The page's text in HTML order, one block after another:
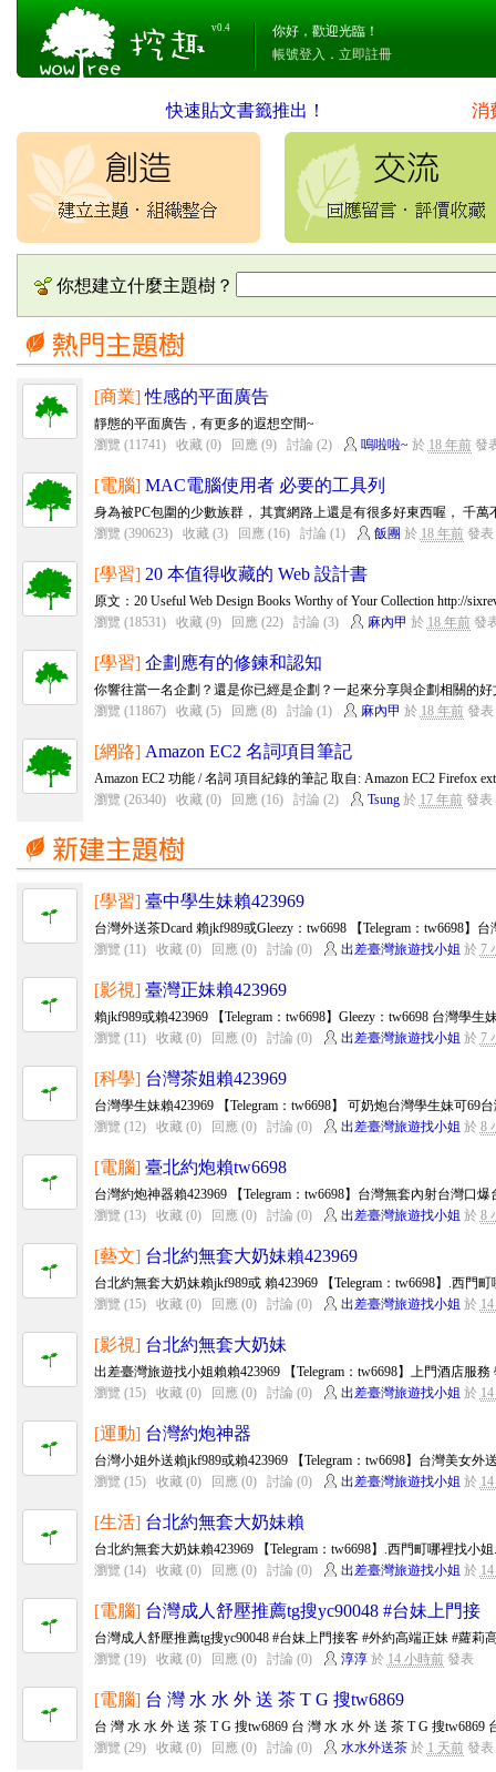
v0.4
你好，歡迎光臨！
帳號登入 ． 立即註冊
快速貼文書籤推出！ 消
你想建立什麼主題樹？
[商業] 性感的平面廣告
靜態的平面廣告，有更多的遐想空間~
瀏覽 (11741)
收藏 (0) 回應 (9) 討論 (2) 嗚啦啦~ 於 18 年前發
[電腦] MAC電腦使用者 必要的工具列
身為被PC包圍的少數族群， 其實網路上還是有很多好東西喔， 千
瀏覽 (390623)
收藏 (3) 回應 (16) 討論 (1) 飯團 於 18 年前發表
[學習] 20 本值得收藏的 Web 設計書
原文：20 Useful Web Design Books Worthy of Your Collection http://
瀏覽 (18531)
收藏 (9) 回應 (22) 討論 (3) 麻內甲 於 18 年前發
[學習] 企劃應有的修鍊和認知
你響往當一名企劃？還是你已經是企劃？一起來分享與企劃相關的好
瀏覽 (11867)
收藏 (5) 回應 (8) 討論 (1) 麻內甲 於 18 年前發表
[網路] Amazon EC2 名詞項目筆記
Amazon EC2 功能 / 名詞 項目紀錄的筆記 取自: Amazon EC2 Firefox
瀏覽 (26340)
收藏 (0) 回應 (16) 討論 (2) Tsung於 17 年前發表
[學習] 臺中學生妹賴423969
台灣外送茶Dcard 賴jkf989或Gleezy：tw6698 【Telegram：tw6698】
瀏覽 (11)
收藏 (0) 回應 (0) 討論 (0) 出差臺灣旅遊找小姐 於 7
[影視] 臺灣正妹賴423969
賴jkf989或賴423969 【Telegram：tw6698】Gleezy：tw6698 台灣學生
瀏覽 (11)
收藏 (0) 回應 (0) 討論 (0) 出差臺灣旅遊找小姐 於 7
[科學] 台灣茶姐賴423969
台灣學生妹賴423969 【Telegram：tw6698】 可奶炮台灣學生妹可69
瀏覽 (12)
收藏 (0) 回應 (0) 討論 (0) 出差臺灣旅遊找小姐 於 8
[電腦] 臺北約炮賴tw6698
台灣約炮神器賴423969 【Telegram：tw6698】台灣無套內射台灣口
瀏覽 (13)
收藏 (0) 回應 (0) 討論 (0) 出差臺灣旅遊找小姐 於 8
[藝文] 台北約無套大奶妹賴423969
台北約無套大奶妹賴jkf989或 賴423969 【Telegram：tw6698】.西門
瀏覽 (15)
收藏 (0) 回應 (0) 討論 (0) 出差臺灣旅遊找小姐 於
[影視] 台北約無套大奶妹
出差臺灣旅遊找小姐賴賴423969 【Telegram：tw6698】上門酒店服
瀏覽 (15)
收藏 (0) 回應 (0) 討論 (0) 出差臺灣旅遊找小姐 於
[運動] 台灣約炮神器
台灣小姐外送賴jkf989或賴423969 【Telegram：tw6698】台灣美女
瀏覽 (15)
收藏 (0) 回應 (0) 討論 (0) 出差臺灣旅遊找小姐 於
[生活] 台北約無套大奶妹賴
台北約無套大奶妹賴423969 【Telegram：tw6698】.西門町哪裡找小
瀏覽 (14)
收藏 (0) 回應 (0) 討論 (0) 出差臺灣旅遊找小姐 於
[電腦] 台灣成人舒壓推薦tg搜yc90048 #台妹上門接
台灣成人舒壓推薦tg搜yc90048 #台妹上門接客 #外約高端正妹 #蘿莉
瀏覽 (19)
收藏 (0) 回應 (0) 討論 (0) 淳淳於 14 小時前發表
[電腦] 台 灣 水 水 外 送 茶 T G 搜tw6869
台 灣 水 水 外 送 茶 T G 搜tw6869 台 灣 水 水 外 送 茶 T G 搜tw6869
瀏覽 (29)
收藏 (0) 回應 (0) 討論 (0) 水水外送茶於 1 天前發表